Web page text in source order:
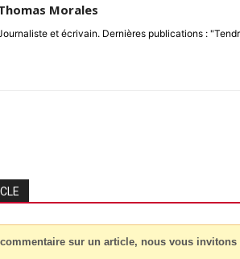
Morales
et écrivain. Dernières publications :
sur un article, nous vous